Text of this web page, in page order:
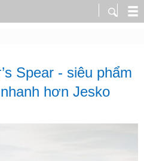
Spear - siêu phẩm
hơn Jesko